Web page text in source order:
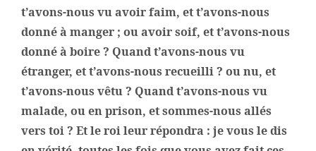
t’avons-nous vu avoir faim, et t’avons-nous
donné à manger ; ou avoir soif, et t’avons-nous
donné à boire ? Quand t’avons-nous vu
étranger, et t’avons-nous recueilli ? ou nu, et
t’avons-nous vêtu ? Quand t’avons-nous vu
malade, ou en prison, et sommes-nous allés
vers toi ? Et le roi leur répondra : je vous le dis